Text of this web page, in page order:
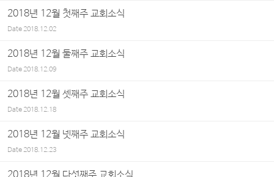
2018년 12월 첫째주 교회소식
Date2018.12.02
2018년 12월 둘째주 교회소식
Date2018.12.09
2018년 12월 셋째주 교회소식
Date2018.12.18
2018년 12월 넷째주 교회소식
Date2018.12.23